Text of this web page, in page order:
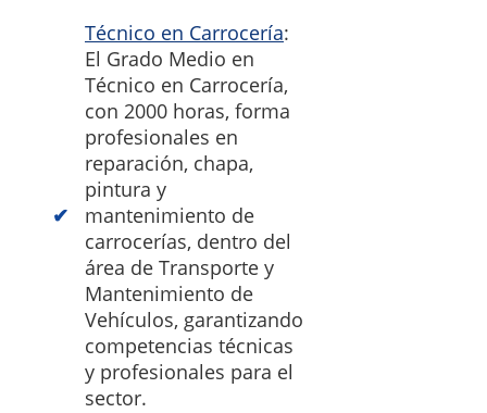
Técnico en Carrocería:
El Grado Medio en
Técnico en Carrocería,
con 2000 horas, forma
profesionales en
reparación, chapa,
pintura y
mantenimiento de
carrocerías, dentro del
área de Transporte y
Mantenimiento de
Vehículos, garantizando
competencias técnicas
y profesionales para el
sector.